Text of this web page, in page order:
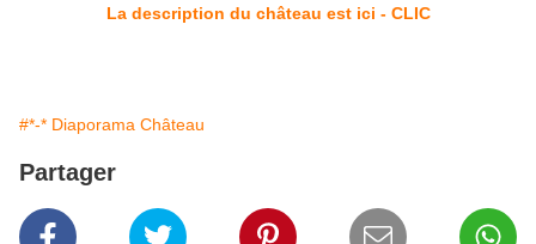
La description du château est ici - CLIC
#*-* Diaporama Château
Partager